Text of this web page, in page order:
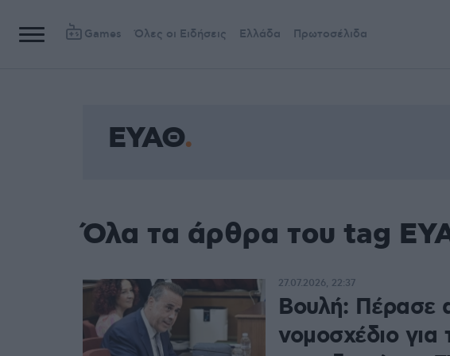
Games Όλες οι Ειδήσεις Ελλάδα Πρωτοσέλιδα
ΕΥΑΘ
Όλα τα άρθρα του tag
Βουλή: Πέρασε
νομοσχέδιο
27.07.2026, 22:37